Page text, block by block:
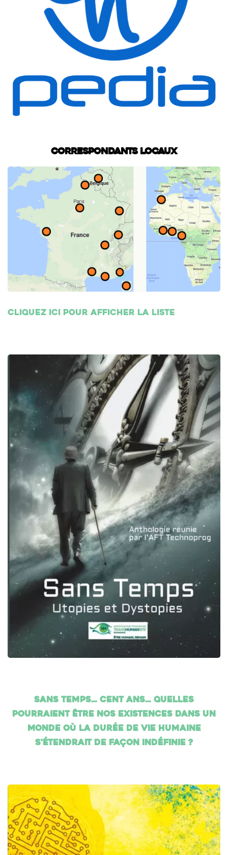
Correspondants locaux
Cliquez ici pour afficher la liste
Sans temps… cent ans… Quelles
pourraient être nos existences dans un
monde où la durée de vie humaine
s'étendrait de façon indéfinie ?